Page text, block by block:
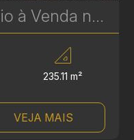
Casa em Condomínio à Venda no Vista Alegre – 3 Suítes | 235 m² | Próximo ao Parque Tingui | Ref. 582
235.11 m²
VEJA MAIS